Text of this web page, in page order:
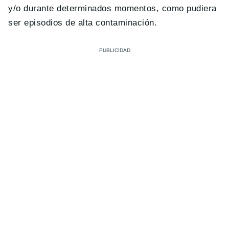
y/o durante determinados momentos, como pudiera
ser episodios de alta contaminación.